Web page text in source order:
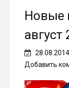
Новые
август
28.08.2014
Добавить